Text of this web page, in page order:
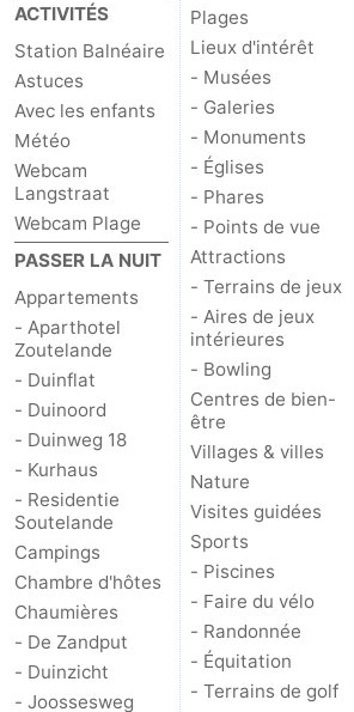
ACTIVITÉS
Station Balnéaire
Astuces
Avec les enfants
Météo
Webcam
Langstraat
Webcam Plage
PASSER LA NUIT
Appartements
- Aparthotel
Zoutelande
- Duinflat
- Duinoord
- Duinweg 18
- Kurhaus
- Residentie
Soutelande
Campings
Chambre d'hôtes
Chaumières
- De Zandput
- Duinzicht
- Joossesweg
Plages
Lieux d'intérêt
- Musées
- Galeries
- Monuments
- Églises
- Phares
- Points de vue
Attractions
- Terrains de jeux
- Aires de jeux
intérieures
- Bowling
Centres de bien-
être
Villages & villes
Nature
Visites guidées
Sports
- Piscines
- Faire du vélo
- Randonnée
- Équitation
- Terrains de golf